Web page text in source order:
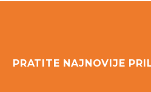
PRATITE NAJNOVIJE